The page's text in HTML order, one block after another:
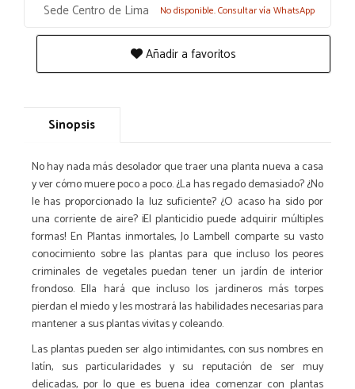
Sede Centro de Lima No disponible. Consultar vía WhatsApp
Añadir a favoritos
Sinopsis
No hay nada más desolador que traer una planta nueva a casa
y ver cómo muere poco a poco. ¿La has regado demasiado? ¿No
le has proporcionado la luz suficiente? ¿O acaso ha sido por
una corriente de aire? ¡El planticidio puede adquirir múltiples
formas! En Plantas inmortales, Jo Lambell comparte su vasto
conocimiento sobre las plantas para que incluso los peores
criminales de vegetales puedan tener un jardín de interior
frondoso. Ella hará que incluso los jardineros más torpes
pierdan el miedo y les mostrará las habilidades necesarias para
mantener a sus plantas vivitas y coleando.
Las plantas pueden ser algo intimidantes, con sus nombres en
latín, sus particularidades y su reputación de ser muy
delicadas, por lo que es buena idea comenzar con plantas